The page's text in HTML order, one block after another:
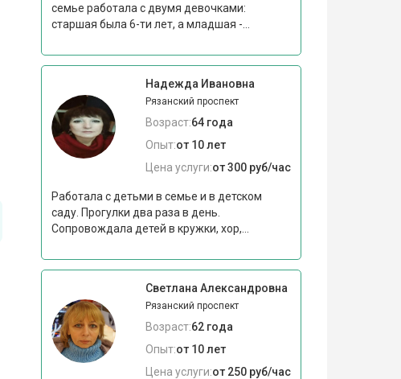
семье работала с двумя девочками:
старшая была 6-ти лет, а младшая -...
Надежда Ивановна
Рязанский проспект
Возраст:64 года
Опыт:от 10 лет
Цена услуги:от 300 руб/час
Работала с детьми в семье и в детском
саду. Прогулки два раза в день.
Сопровождала детей в кружки, хор,...
Светлана Александровна
Рязанский проспект
Возраст:62 года
Опыт:от 10 лет
Цена услуги:от 250 руб/час